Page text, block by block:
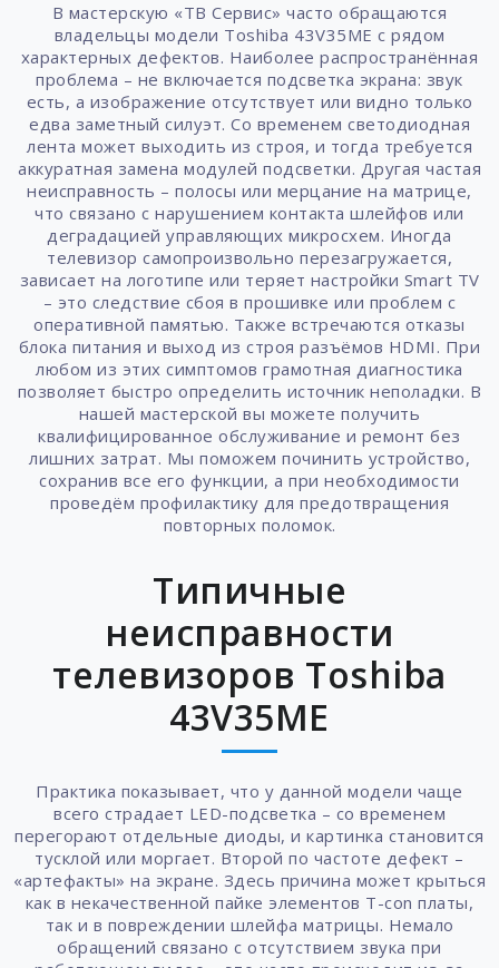
В мастерскую «ТВ Сервис» часто обращаются
владельцы модели Toshiba 43V35ME с рядом
характерных дефектов. Наиболее распространённая
проблема – не включается подсветка экрана: звук
есть, а изображение отсутствует или видно только
едва заметный силуэт. Со временем светодиодная
лента может выходить из строя, и тогда требуется
аккуратная замена модулей подсветки. Другая частая
неисправность – полосы или мерцание на матрице,
что связано с нарушением контакта шлейфов или
деградацией управляющих микросхем. Иногда
телевизор самопроизвольно перезагружается,
зависает на логотипе или теряет настройки Smart TV
– это следствие сбоя в прошивке или проблем с
оперативной памятью. Также встречаются отказы
блока питания и выход из строя разъёмов HDMI. При
любом из этих симптомов грамотная диагностика
позволяет быстро определить источник неполадки. В
нашей мастерской вы можете получить
квалифицированное обслуживание и ремонт без
лишних затрат. Мы поможем починить устройство,
сохранив все его функции, а при необходимости
проведём профилактику для предотвращения
повторных поломок.
Типичные
неисправности
телевизоров Toshiba
43V35ME
Практика показывает, что у данной модели чаще
всего страдает LED-подсветка – со временем
перегорают отдельные диоды, и картинка становится
тусклой или моргает. Второй по частоте дефект –
«артефакты» на экране. Здесь причина может крыться
как в некачественной пайке элементов T-con платы,
так и в повреждении шлейфа матрицы. Немало
обращений связано с отсутствием звука при